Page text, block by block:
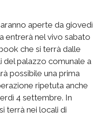
aperte da giovedì
entrerà nel vivo sabato
che si terrà dalle
del palazzo comunale a
possibile una prima
ripetuta anche
4 settembre. In
terrà nei locali di